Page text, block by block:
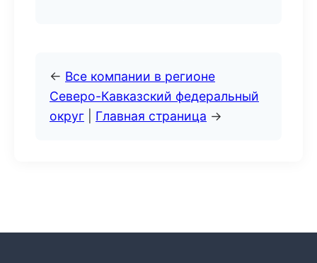
← Все компании в регионе
Северо-Кавказский федеральный
округ
Главная страница →